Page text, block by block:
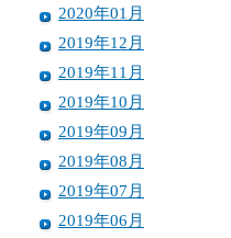
2020年01月
2019年12月
2019年11月
2019年10月
2019年09月
2019年08月
2019年07月
2019年06月